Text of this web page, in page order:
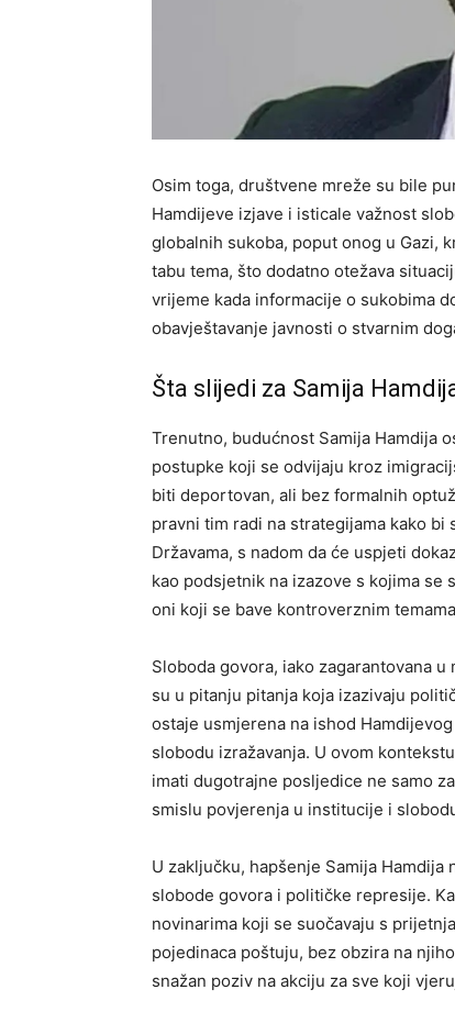
Osim toga, društvene mreže su bile
Hamdijeve izjave i isticale važnost
globalnih sukoba, poput onog u Gazi,
tabu tema, što dodatno otežava
vrijeme kada informacije o sukobima
obavještavanje javnosti o stvarnim
Šta slijedi za Samija
Trenutno, budućnost Samija Hamdija
postupke koji se odvijaju kroz
biti deportovan, ali bez formalnih
pravni tim radi na strategijama kako
Državama, s nadom da će uspjeti
kao podsjetnik na izazove s kojima
oni koji se bave kontroverznim
Sloboda govora, iako zagarantovana
su u pitanju pitanja koja izazivaju
ostaje usmjerena na ishod
slobodu izražavanja. U ovom
imati dugotrajne posljedice ne samo
smislu povjerenja u institucije i
U zaključku, hapšenje Samija
slobode govora i političke represije.
novinarima koji se suočavaju s
pojedinaca poštuju, bez obzira na
snažan poziv na akciju za sve koji